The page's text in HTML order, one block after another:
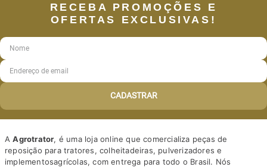
RECEBA PROMOÇÕES E
OFERTAS EXCLUSIVAS!
CADASTRAR
AAgrotrator, é uma loja online que comercializa peças de
reposição para tratores, colheitadeiras, pulverizadores e
implementosagrícolas, com entrega para todo o Brasil. Nós